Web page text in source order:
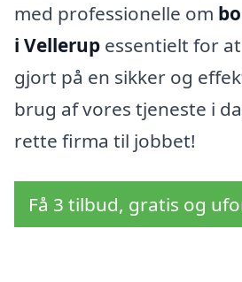
med professionelle om
i Vellerup essentielt for
gjort på en sikker og
brug af vores tjeneste i
rette firma til jobbet!
Få 3 tilbud, gratis og